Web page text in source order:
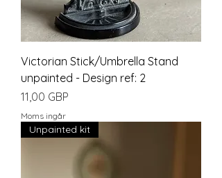
Victorian Stick/Umbrella Stand
unpainted - Design ref: 2
Pris
11,00 GBP
Moms ingår
Unpainted kit